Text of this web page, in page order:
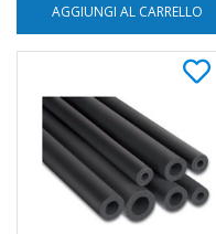
AGGIUNGI AL CARRELLO